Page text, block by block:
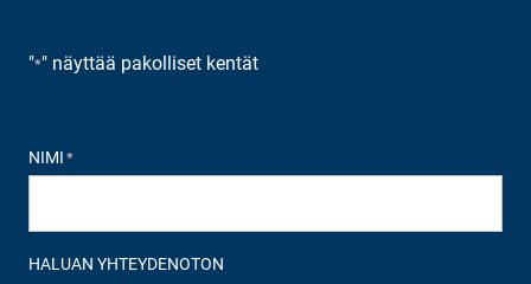
"*" näyttää pakolliset kentät
NIMI *
HALUAN YHTEYDENOTON